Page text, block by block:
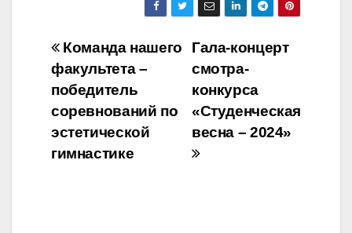
Навигация
по
записям
Гала-концерт
смотра-
конкурса
«Студенческая
весна – 2024»
Команда нашего
факультета –
победитель
соревнований по
эстетической
гимнастике